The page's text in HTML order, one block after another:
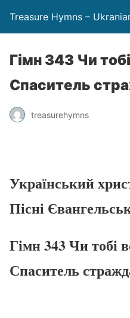
Treasure Hymns –
Гімн 343 Чи
Спаситель
treasurehymns
Український
Пісні
Гімн 343 Чи тобі
Спаситель